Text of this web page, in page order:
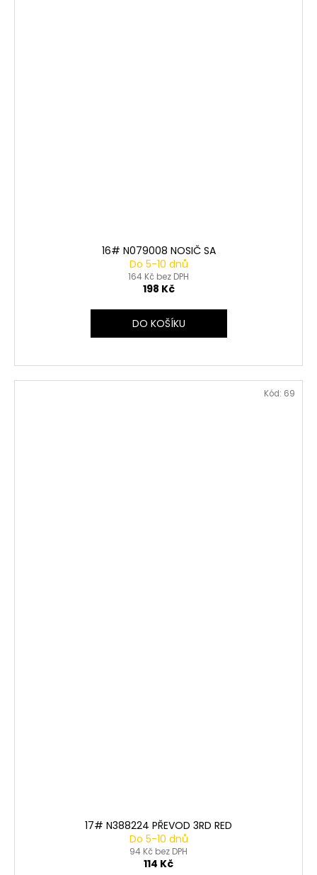
16# N079008 NOSIČ SA
Do 5-10 dnů
164 Kč bez DPH
198 Kč
DO KOŠÍKU
17# N388224 PŘEVOD 3RD RED
Do 5-10 dnů
94 Kč bez DPH
114 Kč
Kód: 69